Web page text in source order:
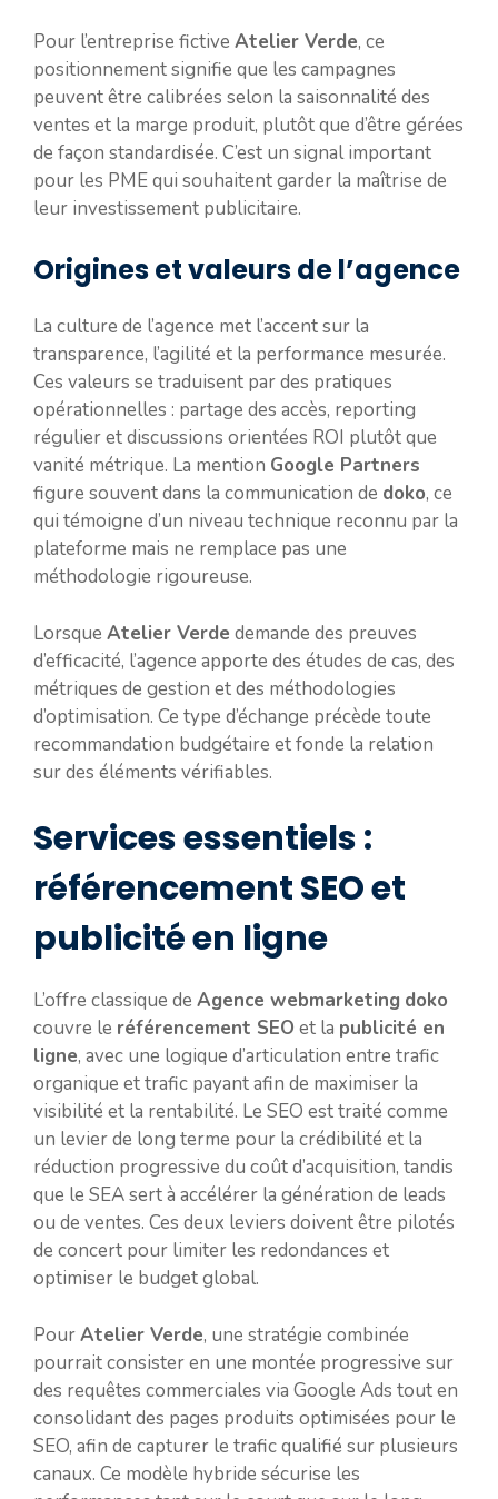
Pour l’entreprise fictive Atelier Verde, ce
positionnement signifie que les campagnes
peuvent être calibrées selon la saisonnalité des
ventes et la marge produit, plutôt que d’être gérées
de façon standardisée. C’est un signal important
pour les PME qui souhaitent garder la maîtrise de
leur investissement publicitaire.
Origines et valeurs de l’agence
La culture de l’agence met l’accent sur la
transparence, l’agilité et la performance mesurée.
Ces valeurs se traduisent par des pratiques
opérationnelles : partage des accès, reporting
régulier et discussions orientées ROI plutôt que
vanité métrique. La mention Google Partners
figure souvent dans la communication de doko, ce
qui témoigne d’un niveau technique reconnu par la
plateforme mais ne remplace pas une
méthodologie rigoureuse.
Lorsque Atelier Verde demande des preuves
d’efficacité, l’agence apporte des études de cas, des
métriques de gestion et des méthodologies
d’optimisation. Ce type d’échange précède toute
recommandation budgétaire et fonde la relation
sur des éléments vérifiables.
Services essentiels :
référencement SEO et
publicité en ligne
L’offre classique de Agence webmarketing doko
couvre le référencement SEO et la publicité en
ligne, avec une logique d’articulation entre trafic
organique et trafic payant afin de maximiser la
visibilité et la rentabilité. Le SEO est traité comme
un levier de long terme pour la crédibilité et la
réduction progressive du coût d’acquisition, tandis
que le SEA sert à accélérer la génération de leads
ou de ventes. Ces deux leviers doivent être pilotés
de concert pour limiter les redondances et
optimiser le budget global.
PourAtelier Verde, une stratégie combinée
pourrait consister en une montée progressive sur
des requêtes commerciales via Google Ads tout en
consolidant des pages produits optimisées pour le
SEO, afin de capturer le trafic qualifié sur plusieurs
canaux. Ce modèle hybride sécurise les